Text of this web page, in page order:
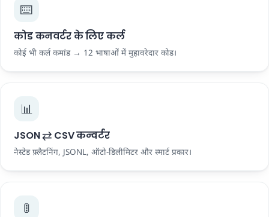
⌨️
कोड कनवर्टर के लिए कर्ल
कोई भी कर्ल कमांड → 12 भाषाओं में मुहावरेदार कोड।
📊
JSON ⇄ CSV कन्वर्टर
नेस्टेड फ़्लैटनिंग, JSONL, ऑटो-डिलीमिटर और स्मार्ट प्रकार।
🚦